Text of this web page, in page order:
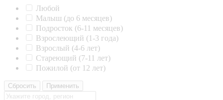
Любой
Малыш (до 6 месяцев)
Подросток (6-11 месяцев)
Взрослеющий (1-3 года)
Взрослый (4-6 лет)
Стареющий (7-11 лет)
Пожилой (от 12 лет)
Сбросить Применить